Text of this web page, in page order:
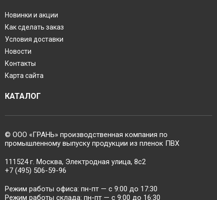
Новинки и акции
Как сделать заказ
Условия доставки
Новости
Контакты
Карта сайта
КАТАЛОГ
© ООО «ГРАНЬ» производственная компания по
промышленному выпуску продукции из пленок ПВХ
111524 г. Москва, Электродная улица, 8с2
+7 (495) 506-59-96
Режим работы офиса: пн-пт — c 9:00 до 17:30
Режим работы склада: пн-пт — c 9:00 до 16:30